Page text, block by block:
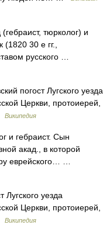
тюрколог) и
30 е гг.,
русского …
погост Лугского уезда
Церкви, протоиерей,
Википедия
и гебраист. Сын
акад., в которой
еврейского… …
уезда
Церкви, протоиерей,
Википедия